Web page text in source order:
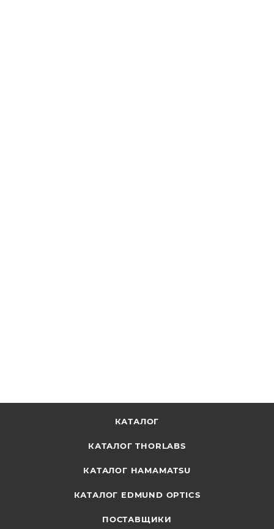
КАТАЛОГ
КАТАЛОГ THORLABS
КАТАЛОГ HAMAMATSU
КАТАЛОГ EDMUND OPTICS
ПОСТАВЩИКИ